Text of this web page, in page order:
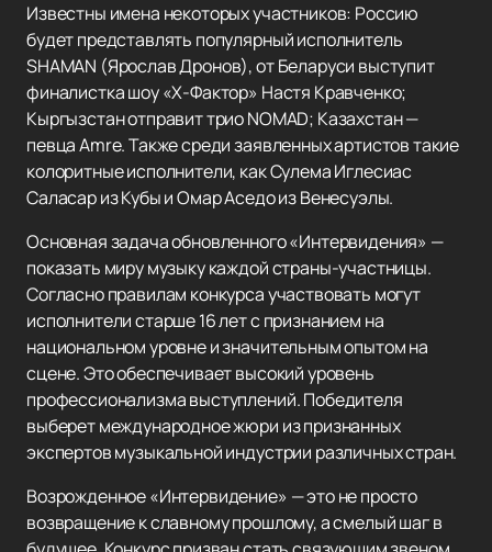
Известны имена некоторых участников: Россию
будет представлять популярный исполнитель
SHAMAN (Ярослав Дронов), от Беларуси выступит
финалистка шоу «X-Фактор» Настя Кравченко;
Кыргызстан отправит трио NOMAD; Казахстан —
певца Amre. Также среди заявленных артистов такие
колоритные исполнители, как Сулема Иглесиас
Саласар из Кубы и Омар Аседо из Венесуэлы.
Основная задача обновленного «Интервидения» —
показать миру музыку каждой страны-участницы.
Согласно правилам конкурса участвовать могут
исполнители старше 16 лет с признанием на
национальном уровне и значительным опытом на
сцене. Это обеспечивает высокий уровень
профессионализма выступлений. Победителя
выберет международное жюри из признанных
экспертов музыкальной индустрии различных стран.
Возрожденное «Интервидение» — это не просто
возвращение к славному прошлому, а смелый шаг в